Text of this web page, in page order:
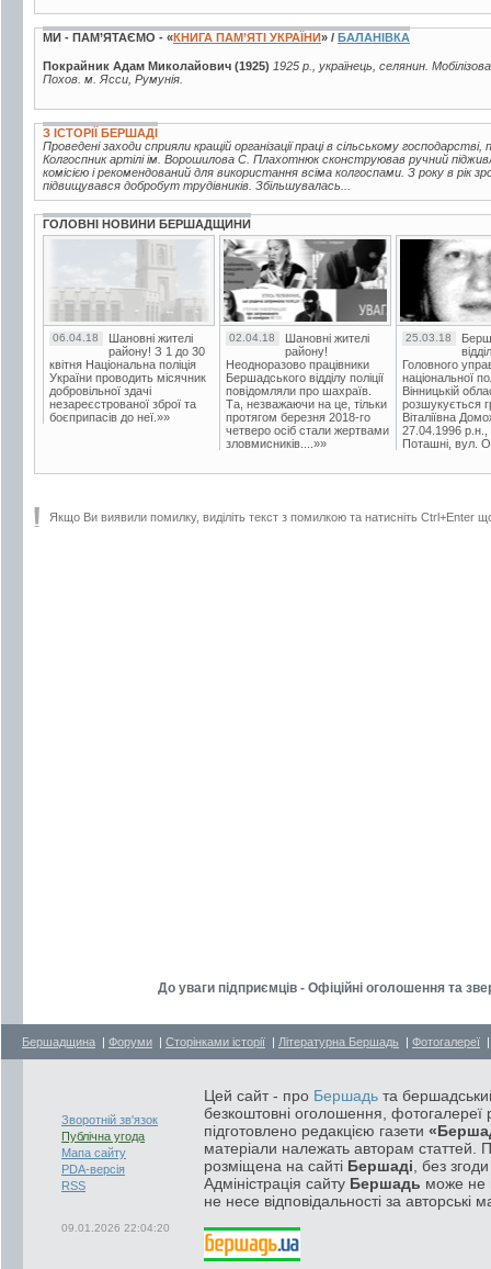
МИ - ПАМ’ЯТАЄМО - «КНИГА ПАМ’ЯТІ УКРАЇНИ» / БАЛАНІВКА
Покрайник Адам Миколайович (1925) 1925 р., українець, селянин.
Похов. м. Ясси, Румунія.
З ІСТОРІЇ БЕРШАДІ
Проведені заходи сприяли кращій організації праці в сільському господарстві,
Колгоспник артілі ім. Ворошилова С. Плахотнюк сконструював ручний
комісією і рекомендований для використання всіма колгоспами. З року в рік
підвищувався добробут трудівників. Збільшувалась...
ГОЛОВНІ НОВИНИ БЕРШАДЩИНИ
06.04.18
Шановні жителі
району! З 1 до 30
квітня Національна поліція
України проводить місячник
добровільної здачі
незареєстрованої зброї та
боєприпасів до неї.»»
02.04.18
Шановні жителі
району!
Неодноразово працівники
Бершадського відділу поліції
повідомляли про шахраїв.
Та, незважаючи на це, тільки
протягом березня 2018-го
четверо осіб стали жертвами
зловмисників....»»
25.03.18
Головного
національної
Вінницькій
розшукується
Віталіївна
27.04.1996 р.н.,
Поташні, вул.
Якщо Ви виявили помилку, виділіть текст з помилкою та натисніть Ctrl+Enter
До уваги підприємців - Офіційні оголошення та
Бершадщина | Форуми | Сторінками історії | Літературна Бершадь | Фотогалереї
Зворотній зв'язок
Публічна угода
Мапа сайту
PDA-версія
RSS
09.01.2026 22:04:20
Цей сайт - про Бершадь та
безкоштовні оголошення, фотогалереї
підготовлено редакцією газети
матеріали належать авторам статтей.
розміщена на сайті Бершаді , без
Адміністрація сайту Бершадь може не
не несе відповідальності за авторські